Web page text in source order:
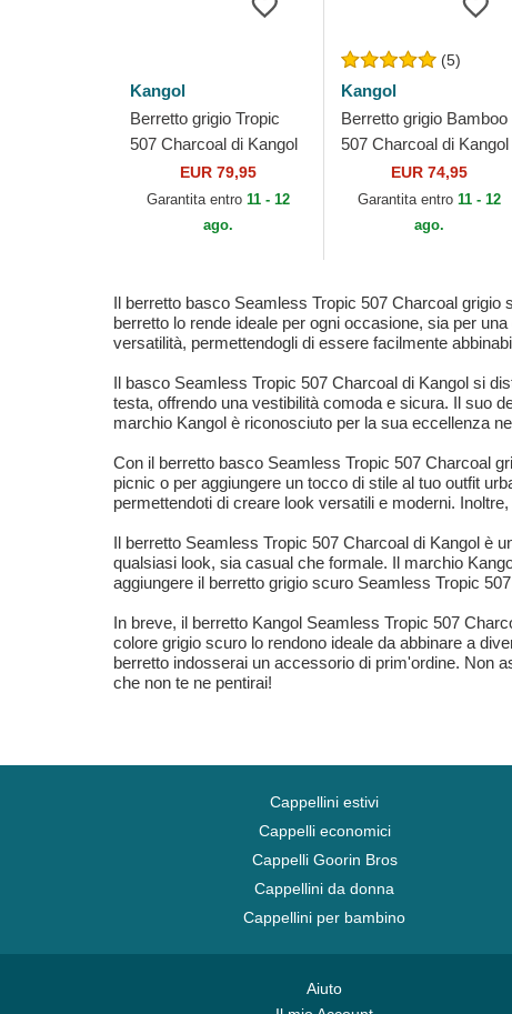
Kangol
Berretto grigio Tropic
507 Charcoal di Kangol
EUR 79,95
Garantita entro 11 - 12
ago.
(5)
Kangol
Berretto grigio Bamboo
507 Charcoal di Kangol
EUR 74,95
Garantita entro 11 - 12
ago.
Il berretto basco Seamless Tropic 507 Charcoal
berretto lo rende ideale per ogni occasione, sia per
versatilità, permettendogli di essere facilmente
Il basco Seamless Tropic 507 Charcoal di Kangol si
testa, offrendo una vestibilità comoda e sicura. Il suo
marchio Kangol è riconosciuto per la sua eccellenza
Con il berretto basco Seamless Tropic 507 Charcoal
picnic o per aggiungere un tocco di stile al tuo outfit
permettendoti di creare look versatili e moderni.
Il berretto Seamless Tropic 507 Charcoal di Kangol è
qualsiasi look, sia casual che formale. Il marchio
aggiungere il berretto grigio scuro Seamless Tropic
In breve, il berretto Kangol Seamless Tropic 507
colore grigio scuro lo rendono ideale da abbinare a
berretto indosserai un accessorio di prim'ordine. Non
che non te ne pentirai!
Cappellini estivi
Cappelli economici
Cappelli Goorin Bros
Cappellini da donna
Cappellini per bambino
Aiuto